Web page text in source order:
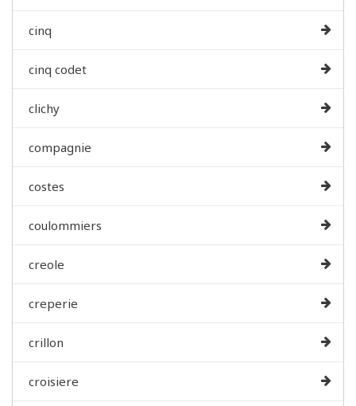
cinq
cinq codet
clichy
compagnie
costes
coulommiers
creole
creperie
crillon
croisiere